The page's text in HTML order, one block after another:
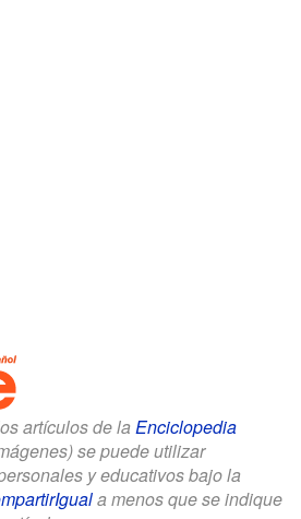
artículos de la Enciclopedia
se puede utilizar
y educativos bajo la
a menos que se indique